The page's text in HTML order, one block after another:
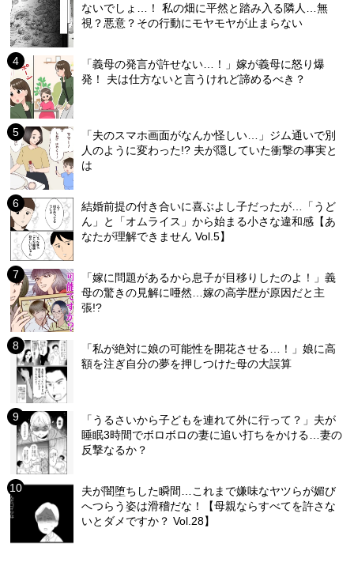
ないでしょ…！ 私の畑に平然と踏み入る隣人…無
視？悪意？その行動にモヤモヤが止まらない
「義母の発言が許せない…！」嫁が義母に怒り爆
発！ 夫は仕方ないと言うけれど諦めるべき？
「夫のスマホ画面がなんか怪しい…」ジム通いで別
人のように変わった!? 夫が隠していた衝撃の事実と
は
結婚前提の付き合いに喜ぶよし子だったが…「うど
ん」と「オムライス」から始まる小さな違和感【あ
なたが理解できません Vol.5】
「嫁に問題があるから息子が目移りしたのよ！」義
母の驚きの見解に唖然…嫁の高学歴が原因だと主
張!?
「私が絶対に娘の可能性を開花させる…！」娘に高
額を注ぎ自分の夢を押しつけた母の大誤算
「うるさいから子どもを連れて外に行って？」夫が
睡眠3時間でボロボロの妻に追い打ちをかける…妻の
反撃なるか？
夫が闇堕ちした瞬間…これまで嫌味なヤツらが媚び
へつらう姿は滑稽だな！【母親ならすべてを許さな
いとダメですか？ Vol.28】